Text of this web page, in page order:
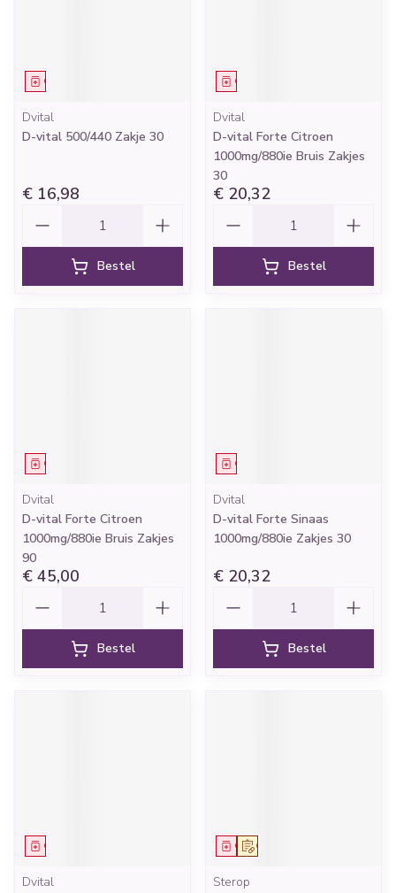
Geneesmiddel
Dvital
D-vital 500/440 Zakje 30
€ 16,98
Bestel
Geneesmiddel
Dvital
D-vital Forte Citroen
1000mg/880ie Bruis Zakjes
30
€ 20,32
Bestel
Geneesmiddel
Dvital
D-vital Forte Citroen
1000mg/880ie Bruis Zakjes
90
€ 45,00
Bestel
Geneesmiddel
Dvital
D-vital Forte Sinaas
1000mg/880ie Zakjes 30
€ 20,32
Bestel
Geneesmiddel
Dvital
Op voorschrift
Geneesmiddel
Sterop